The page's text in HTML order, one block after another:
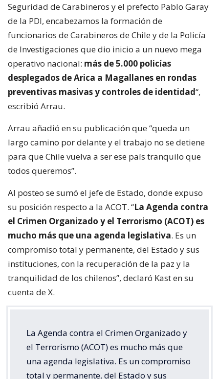
Seguridad de Carabineros y el prefecto Pablo Garay
de la PDI, encabezamos la formación de
funcionarios de Carabineros de Chile y de la Policía
de Investigaciones que dio inicio a un nuevo mega
operativo nacional: más de 5.000 policías
desplegados de Arica a Magallanes en rondas
preventivas masivas y controles de identidad“,
escribió Arrau.
Arrau añadió en su publicación que “queda un
largo camino por delante y el trabajo no se detiene
para que Chile vuelva a ser ese país tranquilo que
todos queremos”.
Al posteo se sumó el jefe de Estado, donde expuso
su posición respecto a la ACOT. “La Agenda contra
el Crimen Organizado y el Terrorismo (ACOT) es
mucho más que una agenda legislativa. Es un
compromiso total y permanente, del Estado y sus
instituciones, con la recuperación de la paz y la
tranquilidad de los chilenos”, declaró Kast en su
cuenta de X.
La Agenda contra el Crimen Organizado y
el Terrorismo (ACOT) es mucho más que
una agenda legislativa. Es un compromiso
total y permanente, del Estado y sus